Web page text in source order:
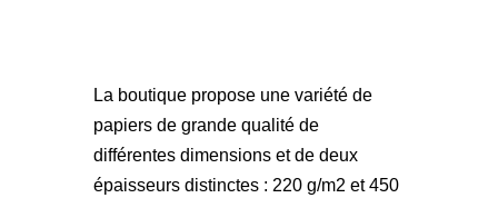
La boutique propose une variété de
papiers de grande qualité de
différentes dimensions et de deux
épaisseurs distinctes : 220 g/m2 et 450